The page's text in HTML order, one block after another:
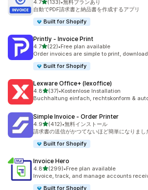
4.75つ星中
(133)
合計レビュー数：133件
•無料プランあり
自動でPDF請求書と納品書を作成するアプリ
Built for Shopify
Printly ‑ Invoice Print
4.75つ星中
(22)
合計レビュー数：22件
•Free plan available
Order invoices are simple to print,
Built for Shopify
Lexware Office+ (lexoffice)
4.85つ星中
(37)
合計レビュー数：37件
•Kostenlose Installation
Buchhaltung einfach, rechtskonform &
Simple Invoice ‑ Order Printer
4.95つ星中
(412)
合計レビュー数：412件
•無料インストール
請求書の送信がかつてないほど簡単になりまし
Built for Shopify
Invoice Hero
4.85つ星中
(299)
合計レビュー数：299件
•Free plan available
Invoice, track, and manage accounts
Built for Shopify